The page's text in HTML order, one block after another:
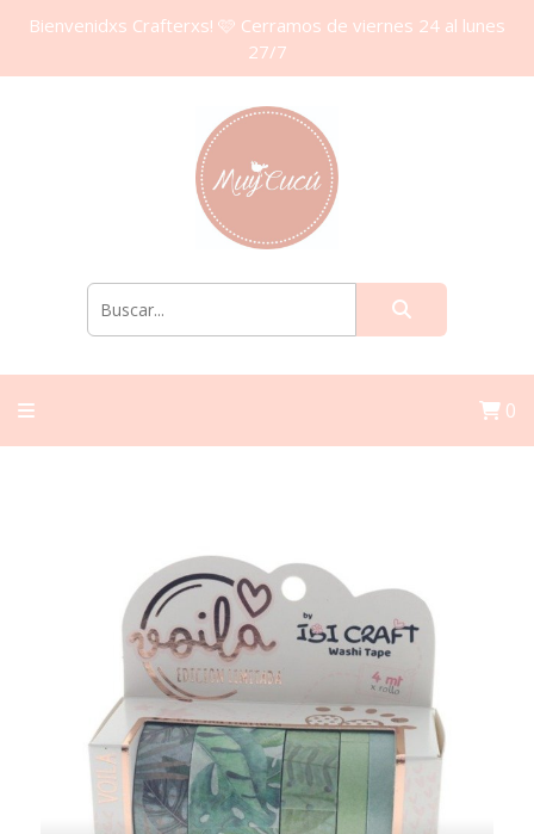
Bienvenidxs Crafterxs! 🩷 Cerramos de viernes 24 al lunes
27/7
0